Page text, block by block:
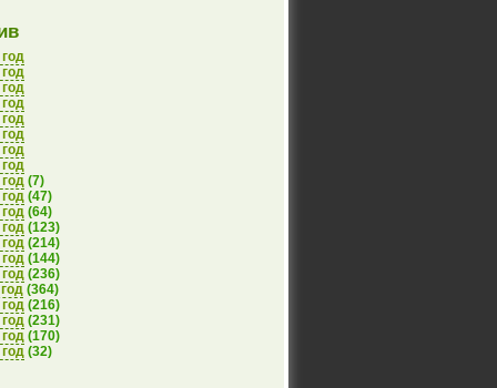
(7)
(47)
(64)
(123)
(214)
(144)
(236)
(364)
(216)
(231)
(170)
(32)